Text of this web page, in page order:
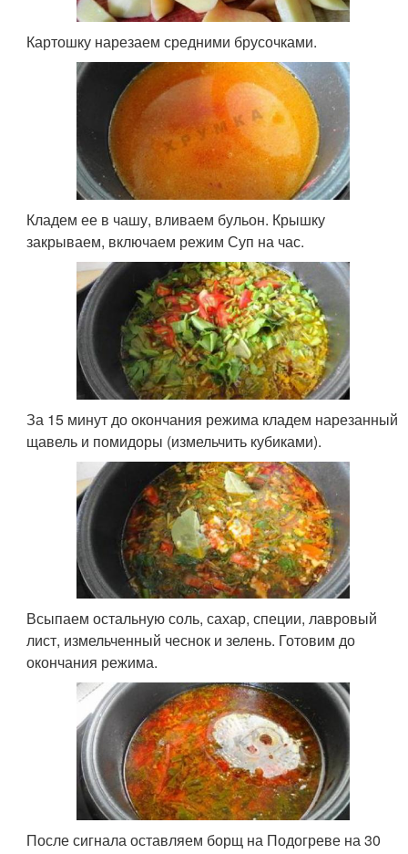
Картошку нарезаем средними брусочками.
Кладем ее в чашу, вливаем бульон. Крышку
закрываем, включаем режим Суп на час.
За 15 минут до окончания режима кладем нарезанный
щавель и помидоры (измельчить кубиками).
Всыпаем остальную соль, сахар, специи, лавровый
лист, измельченный чеснок и зелень. Готовим до
окончания режима.
После сигнала оставляем борщ на Подогреве на 30